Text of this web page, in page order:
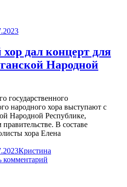
дал концерт для
Народной
государственного
народного хора выступают с
Народной Республике,
В составе
хора Елена
Кристина
комментарий